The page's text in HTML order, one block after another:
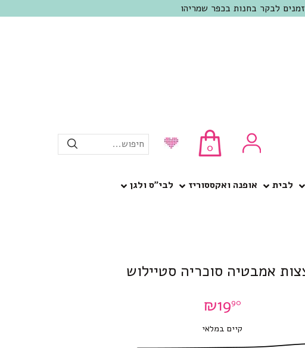
0 חיפוש...
לבית אופנה ואקססוריז
לבי”ס ולגן
אמבטיה סוכריה סטיילוש
₪1990
קיים במלאי